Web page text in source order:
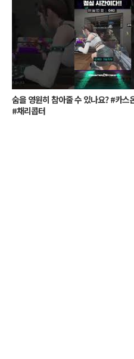
숨을 영원히 참아줄 수 있나요? #카스
#채리콥터